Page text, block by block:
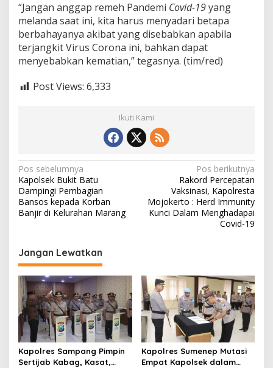
“Jangan anggap remeh Pandemi Covid-19yang
melanda saat ini, kita harus menyadari betapa
berbahayanya akibat yang disebabkan apabila
terjangkit Virus Corona ini, bahkan dapat
menyebabkan kematian,” tegasnya. (tim/red)
Post Views: 6,333
Ikuti Kami
N
a
v
i
a
s
i
p
o
s
Pos sebelumnya
Kapolsek Bukit Batu
Dampingi Pembagian
Bansos kepada Korban
Banjir di Kelurahan Marang
Pos berikutnya
Rakord Percepatan
Vaksinasi, Kapolresta
Mojokerto : Herd Immunity
Kunci Dalam Menghadapai
Covid-19
Jangan Lewatkan
Kapolres Sampang Pimpin
Sertijab Kabag, Kasat,
Kapolres Sumenep Mutasi
Empat Kapolsek dalam